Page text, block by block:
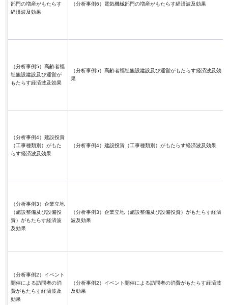
部門の増産がもたらす
経済波及効果
（分析事例6）電気機械部門の増産がもたらす経済波及効果
（分析事例5）高齢者福
祉施設建設及び運営が
もたらす経済波及効果
（分析事例5）高齢者福祉施設建設及び運営がもたらす経済波及効
果
（分析事例4）建設投資
（工事種類別）がもた
らす経済波及効果
（分析事例4）建設投資（工事種類別）がもたらす経済波及効果
（分析事例3）企業立地
（施設整備及び設備投
資）がもたらす経済波
及効果
（分析事例3）企業立地（施設整備及び設備投資）がもたらす経済
波及効果
（分析事例2）イベント
開催による訪問者の消
費がもたらす経済波及
効果
（分析事例2）イベント開催による訪問者の消費がもたらす経済波
及効果